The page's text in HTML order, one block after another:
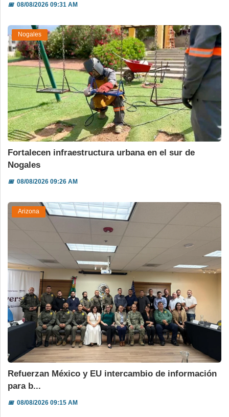
📅08/08/2026 09:31 AM
Nogales
Fortalecen infraestructura urbana en el sur de
Nogales
📅08/08/2026 09:26 AM
Arizona
Refuerzan México y EU intercambio de información
para b...
📅08/08/2026 09:15 AM